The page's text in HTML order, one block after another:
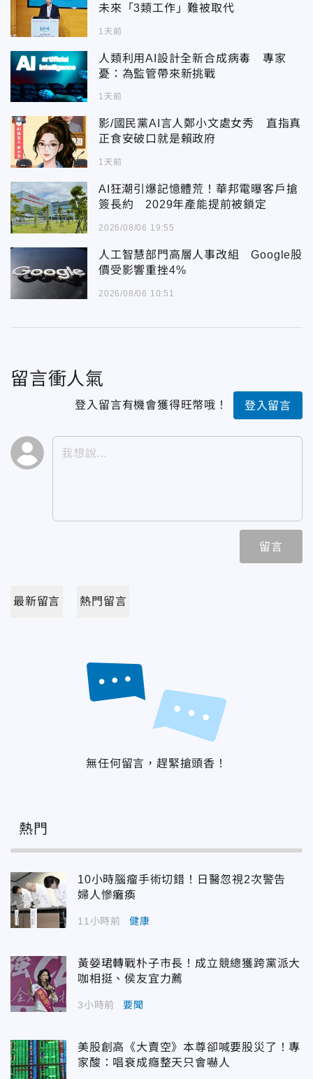
未來「3類工作」難被取代
1天前
人類利用AI設計全新合成病毒 專家
憂：為監管帶來新挑戰
1天前
影/國民黨AI言人鄭小文處女秀 直指真
正食安破口就是賴政府
1天前
AI狂潮引爆記憶體荒！華邦電曝客戶搶
簽長約 2029年產能提前被鎖定
2026/08/06 19:55
人工智慧部門高層人事改組 Google股
價受影響重挫4%
2026/08/06 10:51
留言衝人氣
登入留言有機會獲得旺幣哦！ 登入留言
留言
最新留言 熱門留言
無任何留言，趕緊搶頭香！
熱門
10小時腦瘤手術切錯！日醫忽視2次警告
婦人慘癱瘓
11小時前 健康
黃嫈珺轉戰朴子市長！成立競總獲跨黨派大
咖相挺、侯友宜力薦
3小時前 要聞
美股創高《大賣空》本尊卻喊要股災了！專
家酸：唱衰成癮整天只會嚇人